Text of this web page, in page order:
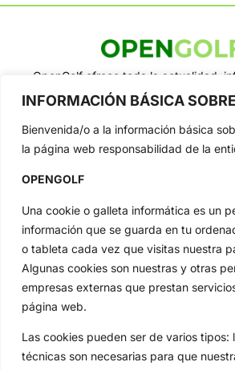
INFORMACIÓN BÁSICA
Bienvenida/o a la información básica
la página web responsabilidad de la
OPENGOLF
Una cookie o galleta informática es un
información que se guarda en tu
o tableta cada vez que visitas nuestra
Algunas cookies son nuestras y otras
empresas externas que prestan
página web.
Las cookies pueden ser de varios tipos:
técnicas son necesarias para que
OpenGolf ofrece toda la actualidad,
profesional y amateur, resultados en
Jon Rahm, LIV Golf, PGA Tour, Ryder Cup,
Categorias
Actualidad
Amateurs
Circuitos
Especiales
De
Compañía
Aviso Legal
Política de Cookies